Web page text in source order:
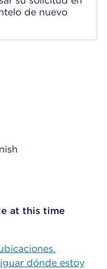
de nuevo
at this time
dónde estoy